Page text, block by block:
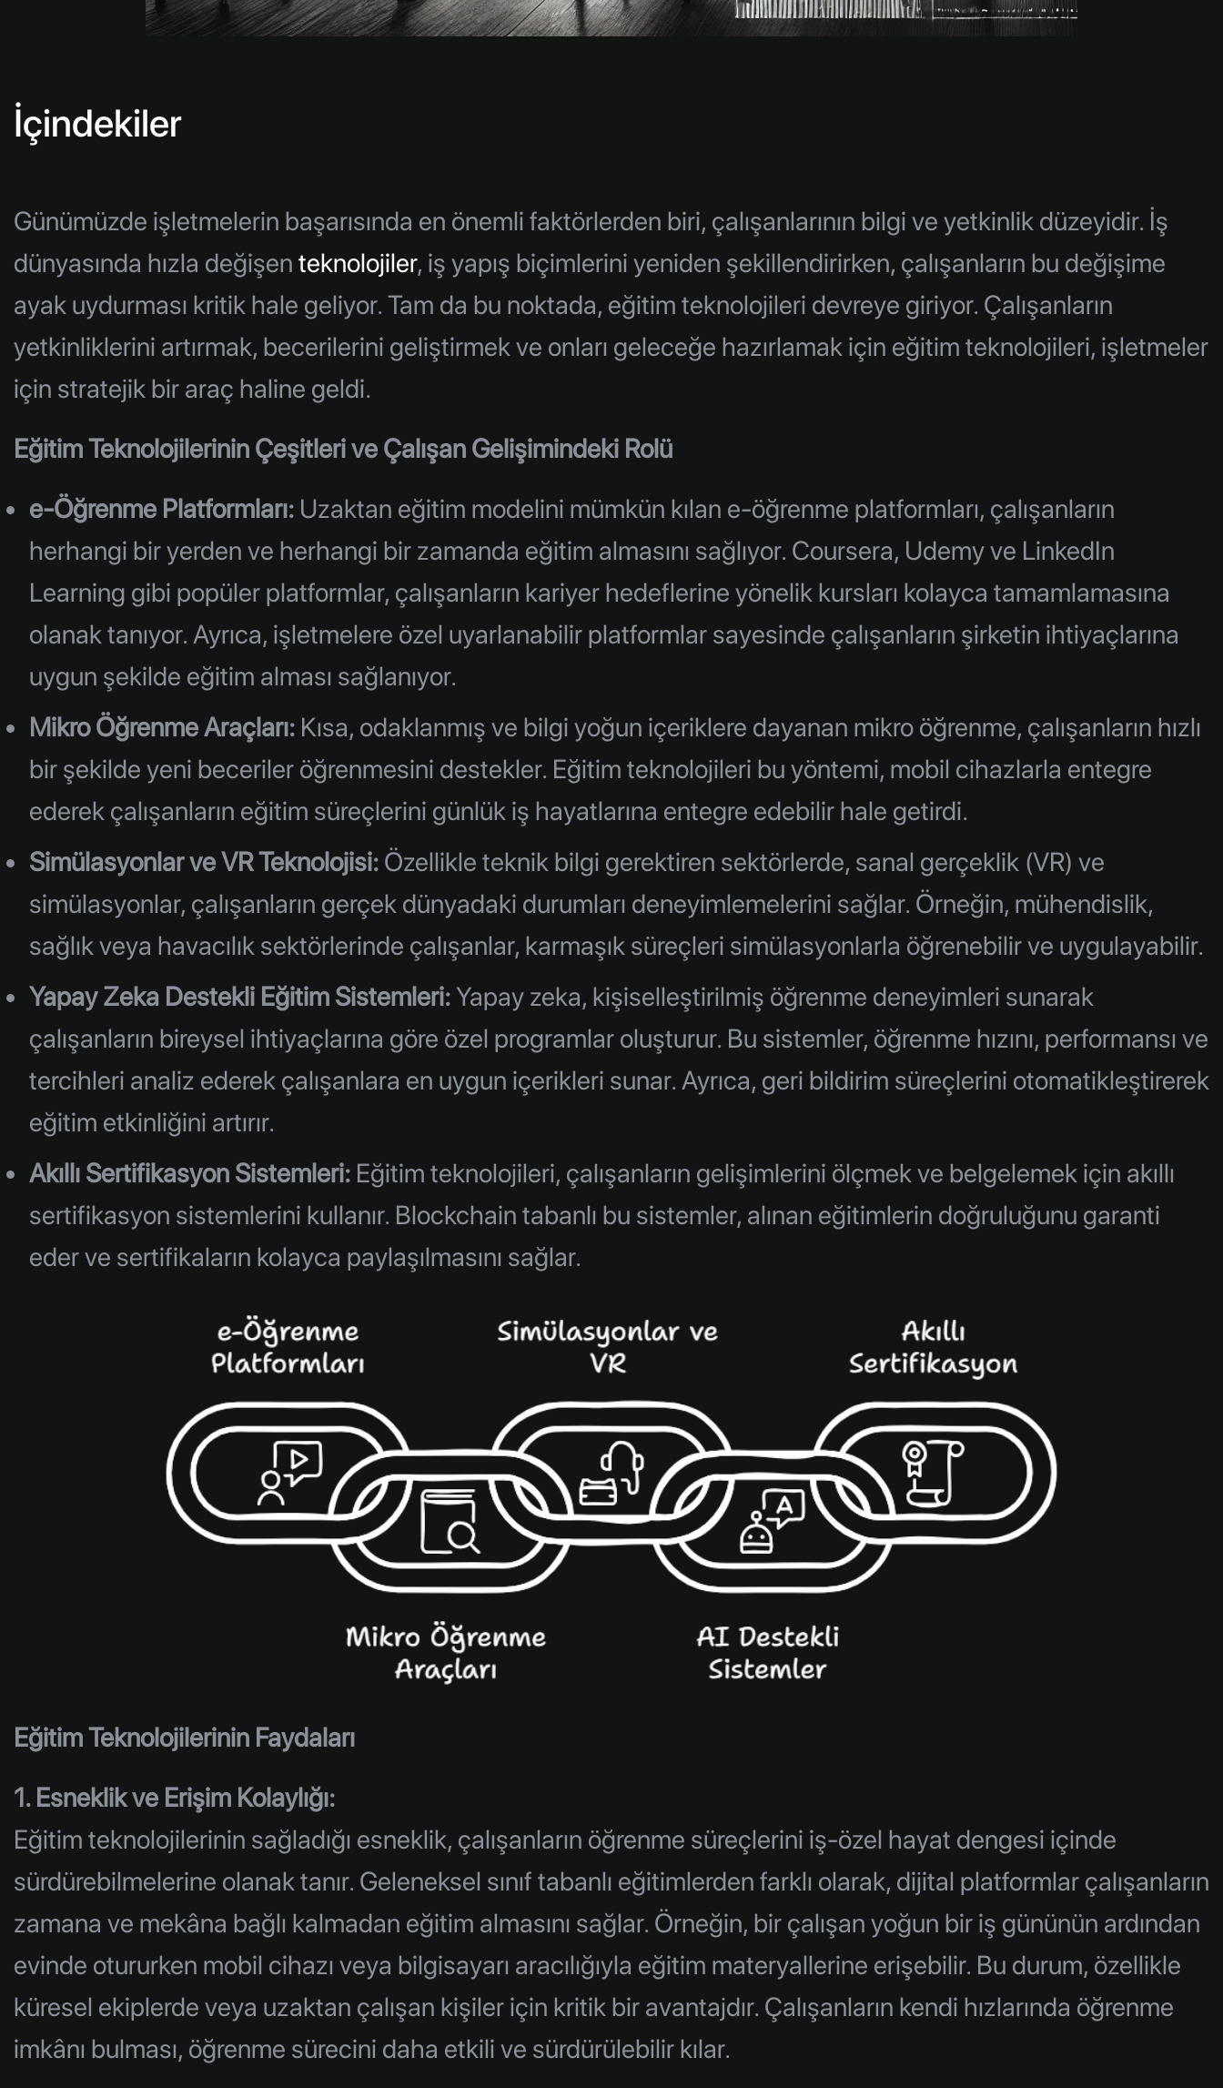
İçindekiler
Günümüzde işletmelerin başarısında en önemli faktörlerden biri, çalışanlarının bilgi ve yetkinlik düzeyidir. İş
dünyasında hızla değişen teknolojiler, iş yapış biçimlerini yeniden şekillendirirken, çalışanların bu değişime
ayak uydurması kritik hale geliyor. Tam da bu noktada, eğitim teknolojileri devreye giriyor. Çalışanların
yetkinliklerini artırmak, becerilerini geliştirmek ve onları geleceğe hazırlamak için eğitim teknolojileri, işletmeler
için stratejik bir araç haline geldi.
Eğitim Teknolojilerinin Çeşitleri ve Çalışan Gelişimindeki Rolü
e-Öğrenme Platformları: Uzaktan eğitim modelini mümkün kılan e-öğrenme platformları, çalışanların
herhangi bir yerden ve herhangi bir zamanda eğitim almasını sağlıyor. Coursera, Udemy ve LinkedIn
Learning gibi popüler platformlar, çalışanların kariyer hedeflerine yönelik kursları kolayca tamamlamasına
olanak tanıyor. Ayrıca, işletmelere özel uyarlanabilir platformlar sayesinde çalışanların şirketin ihtiyaçlarına
uygun şekilde eğitim alması sağlanıyor.
Mikro Öğrenme Araçları: Kısa, odaklanmış ve bilgi yoğun içeriklere dayanan mikro öğrenme, çalışanların hızlı
bir şekilde yeni beceriler öğrenmesini destekler. Eğitim teknolojileri bu yöntemi, mobil cihazlarla entegre
ederek çalışanların eğitim süreçlerini günlük iş hayatlarına entegre edebilir hale getirdi.
Simülasyonlar ve VR Teknolojisi: Özellikle teknik bilgi gerektiren sektörlerde, sanal gerçeklik (VR) ve
simülasyonlar, çalışanların gerçek dünyadaki durumları deneyimlemelerini sağlar. Örneğin, mühendislik,
sağlık veya havacılık sektörlerinde çalışanlar, karmaşık süreçleri simülasyonlarla öğrenebilir ve uygulayabilir.
Yapay Zeka Destekli Eğitim Sistemleri:Yapay zeka, kişiselleştirilmiş öğrenme deneyimleri sunarak
çalışanların bireysel ihtiyaçlarına göre özel programlar oluşturur. Bu sistemler, öğrenme hızını, performansı ve
tercihleri analiz ederek çalışanlara en uygun içerikleri sunar. Ayrıca, geri bildirim süreçlerini otomatikleştirerek
eğitim etkinliğini artırır.
Akıllı Sertifikasyon Sistemleri: Eğitim teknolojileri, çalışanların gelişimlerini ölçmek ve belgelemek için akıllı
sertifikasyon sistemlerini kullanır. Blockchain tabanlı bu sistemler, alınan eğitimlerin doğruluğunu garanti
eder ve sertifikaların kolayca paylaşılmasını sağlar.
Eğitim Teknolojilerinin Faydaları
1. Esneklik ve Erişim Kolaylığı:
Eğitim teknolojilerinin sağladığı esneklik, çalışanların öğrenme süreçlerini iş-özel hayat dengesi içinde
sürdürebilmelerine olanak tanır. Geleneksel sınıf tabanlı eğitimlerden farklı olarak, dijital platformlar çalışanların
zamana ve mekâna bağlı kalmadan eğitim almasını sağlar. Örneğin, bir çalışan yoğun bir iş gününün ardından
evinde otururken mobil cihazı veya bilgisayarı aracılığıyla eğitim materyallerine erişebilir. Bu durum, özellikle
küresel ekiplerde veya uzaktan çalışan kişiler için kritik bir avantajdır. Çalışanların kendi hızlarında öğrenme
imkânı bulması, öğrenme sürecini daha etkili ve sürdürülebilir kılar.